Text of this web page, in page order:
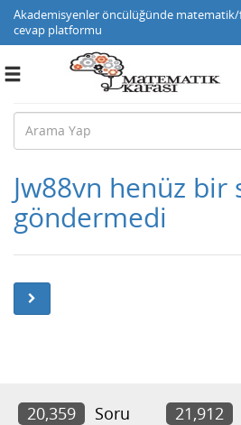
Akademisyenler öncülüğünde
cevap platformu
Toggle
Jw88vn henüz bir
göndermedi
20,359 Soru 21,912